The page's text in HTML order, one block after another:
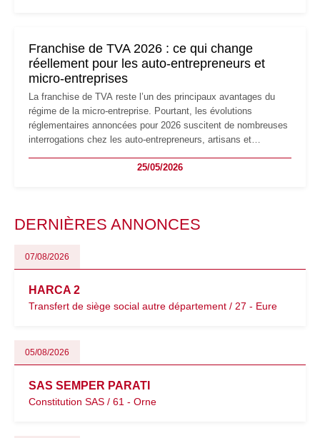
Franchise de TVA 2026 : ce qui change
réellement pour les auto-entrepreneurs et
micro-entreprises
La franchise de TVA reste l’un des principaux avantages du
régime de la micro-entreprise. Pourtant, les évolutions
réglementaires annoncées pour 2026 suscitent de nombreuses
interrogations chez les auto-entrepreneurs, artisans et
facturation ou risque de bascule vers la TVA : les règles
25/05/2026
DERNIÈRES ANNONCES
07/08/2026
HARCA 2
Transfert de siège social autre département / 27 - Eure
05/08/2026
SAS SEMPER PARATI
Constitution SAS / 61 - Orne